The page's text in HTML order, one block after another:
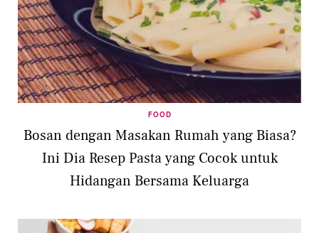
FOOD
Bosan dengan Masakan Rumah yang Biasa?
Ini Dia Resep Pasta yang Cocok untuk
Hidangan Bersama Keluarga